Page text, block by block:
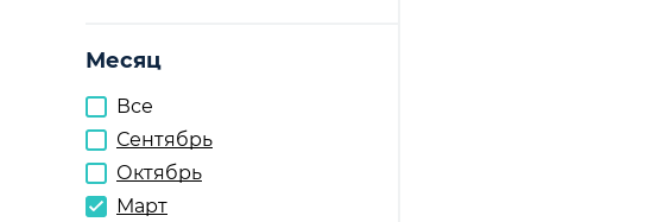
Месяц
Все
Сентябрь
Октябрь
Март